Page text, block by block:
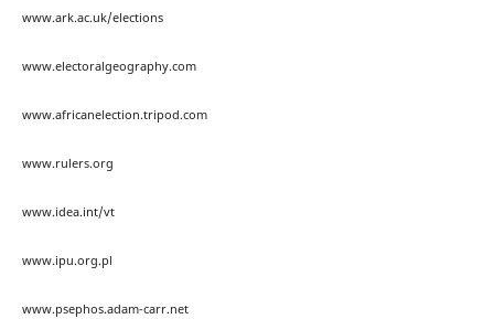
www.ark.ac.uk/elections
www.electoralgeography.com
www.africanelection.tripod.com
www.rulers.org
www.idea.int/vt
www.ipu.org.pl
www.psephos.adam-carr.net